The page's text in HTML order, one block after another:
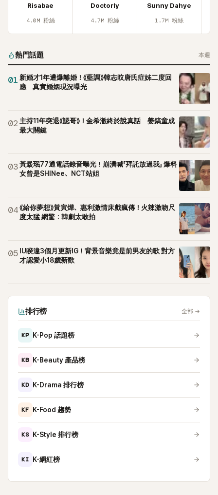
召開了一場泳裝記者招待會。當時她穿著比基尼站在一排攝影
這段為平息爭議、直接公開腋下畫面自證清白的往事再度被提
《脫掉鞋子恢單4Men》 中，親自公開那張當年引發話題的「腋下
件。 回顧李智惠的演藝路，她於 1998 年以混聲團體 S#arp 成
員身分出道，該團在 2000 年代初期紅極一時，由李智惠、徐
智英兩位女成員，以及張錫炫、Chris Kim 兩位男成員組成。不
李智惠言語辱罵、動手等爭議，最終團體於 2002 年解散。 團
體解散後，李智惠轉型 solo，靠著綜藝與歌唱實力持續活躍演
藝圈。據悉，她當年能加入 S#arp，也與 李尚敏 的賞識有關。
女兒，一家四口生活幸福美滿。如今除了持續活躍於綜藝節
目，她經營的 YouTube 頻道也即將突破百萬訂閱，近年內容深
Risabae
4.0M 粉絲
Doctorly
4.7M 粉絲
Sunny Dahye
1.7M 粉絲
熱門話題 本週
01 新婚才1年遭爆離婚！《藍調》韓志旼唐氏症姊二度回
應 真實婚姻現況曝光
02 主持11年突退《認哥》！金希澈終於說真話 姜鎬童成
最大關鍵
03黃晸珉77通電話錄音曝光！崩潰喊「拜託放過我」 爆料
女曾是SHINee、NCT站姐
04《給你夢想》黃寅燁、惠利激情床戲瘋傳！火辣激吻尺
度太猛 網驚：韓劇太敢拍
05 IU睽違3個月更新IG！背景音樂竟是前男友的歌 對方
才認愛小18歲新歡
排行榜 全部 →
KP K-Pop 話題榜
KB K-Beauty 產品榜
KD K-Drama 排行榜
KF K-Food 趨勢
KS K-Style 排行榜
KI K-網紅榜